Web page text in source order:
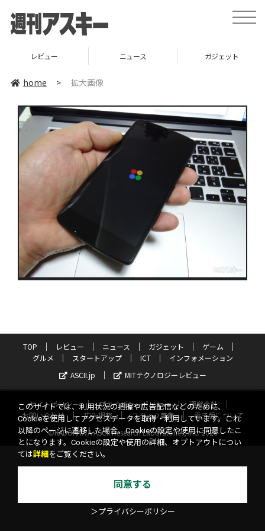
toggle
レビュー ニュース ガジェット
home > 拡大画像
TOP レビュー ニュース ガジェット
ゲーム
グルメ
スタートアップ ICT
インフォメーション
ASCII.jp
MITテクノロジーレビュー
サイトポリシー プライバシーポリシー
運営会社
お問い合わせ
広告掲載 スタッフ募集
電子版について
©KADOKAWA ASCII Research Laboratories, Inc. 2026
このサイトでは、利用状況の把握や広告配信などのために、
Cookieを使用してアクセスデータを取得・利用しています。これ
以降のページに遷移した場合、Cookieの設定や使用に同意したこ
とになります。Cookieの設定や使用の詳細、オプトアウトについ
ては詳細 をご覧ください。
同意する
＞プライバシーポリシー